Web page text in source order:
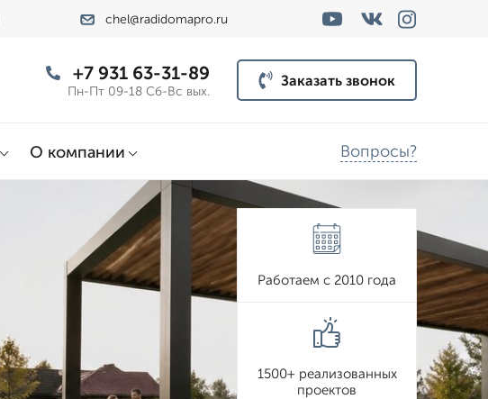
chel@radidomapro.ru
+7 931 63-31-89
Пн-Пт 09-18 Сб-Вс вых.
Заказать звонок
О компании Вопросы?
Работаем с 2010 года
1500+ реализованных
проектов